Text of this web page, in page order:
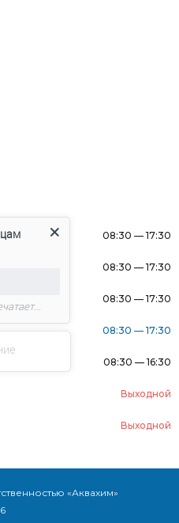
08:30 — 17:30
08:30 — 17:30
08:30 — 17:30
08:30 — 17:30
08:30 — 16:30
Выходной
Выходной
«Аквахим»